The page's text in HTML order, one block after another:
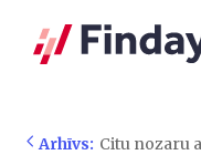
Arhīvs: Citu nozaru